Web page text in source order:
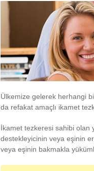
Ülkemize gelerek herhangi
da refakat amaçlı ikamet
İkamet tezkeresi sahibi olan
destekleyicinin veya eşinin
veya eşinin bakmakla